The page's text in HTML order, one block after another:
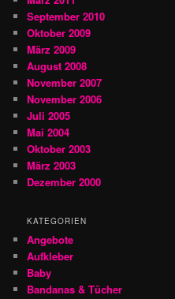
September 2010
Oktober 2009
März 2009
August 2008
November 2007
November 2006
Juli 2005
Mai 2004
Oktober 2003
März 2003
Dezember 2000
KATEGORIEN
Angebote
Aufkleber
Baby
Bandanas & Tücher